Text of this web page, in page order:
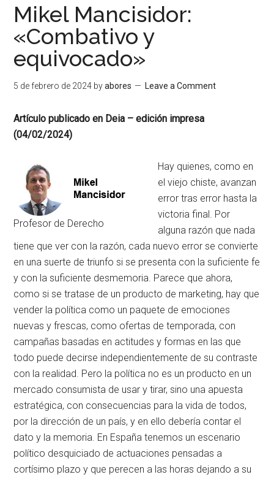
Mikel Mancisidor:
«Combativo y
equivocado»
5 de febrero de 2024 byabores Leave a Comment
Artículo publicado en Deia – edición impresa
(04/02/2024)
Profesor de Derecho
Hay quienes, como en
el viejo chiste, avanzan
error tras error hasta la
victoria final. Por
alguna razón que nada
tiene que ver con la razón, cada nuevo error se convierte
en una suerte de triunfo si se presenta con la suficiente fe
y con la suficiente desmemoria. Parece que ahora,
como si se tratase de un producto de marketing, hay que
vender la política como un paquete de emociones
nuevas y frescas, como ofertas de temporada, con
campañas basadas en actitudes y formas en las que
todo puede decirse independientemente de su contraste
con la realidad. Pero la política no es un producto en un
mercado consumista de usar y tirar, sino una apuesta
estratégica, con consecuencias para la vida de todos,
por la dirección de un país, y en ello debería contar el
dato y la memoria. En España tenemos un escenario
político desquiciado de actuaciones pensadas a
cortísimo plazo y que perecen a las horas dejando a su